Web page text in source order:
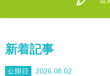
新着記事
2026.08.02